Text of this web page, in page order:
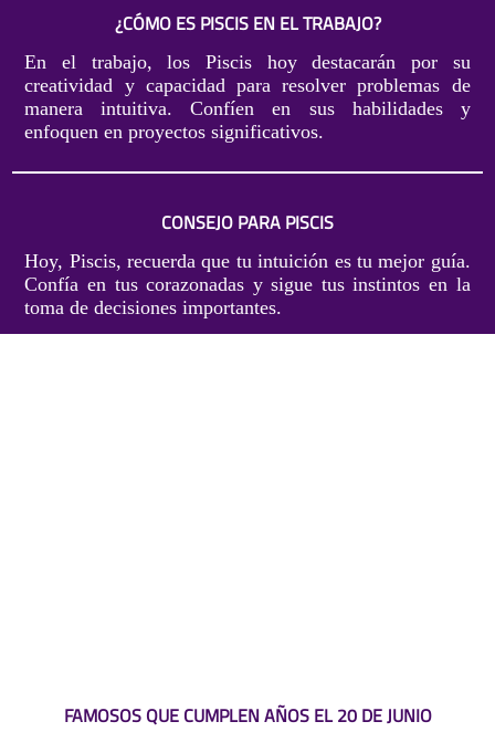
¿CÓMO ES PISCIS EN EL TRABAJO?
En el trabajo, los Piscis hoy destacarán por su
creatividad y capacidad para resolver problemas de
manera intuitiva. Confíen en sus habilidades y
enfoquen en proyectos significativos.
CONSEJO PARA PISCIS
Hoy, Piscis, recuerda que tu intuición es tu mejor guía.
Confía en tus corazonadas y sigue tus instintos en la
toma de decisiones importantes.
FAMOSOS QUE CUMPLEN AÑOS EL 20 DE JUNIO